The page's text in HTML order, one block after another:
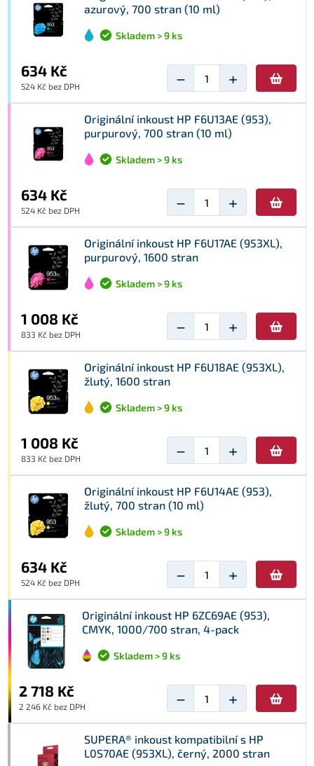
azurový, 700 stran (10 ml)
Skladem > 9 ks
634 Kč
524 Kč bez DPH − +
Originální inkoust HP F6U13AE (953),
purpurový, 700 stran (10 ml)
Skladem > 9 ks
634 Kč
524 Kč bez DPH − +
Originální inkoust HP F6U17AE (953XL),
purpurový, 1600 stran
Skladem > 9 ks
1 008 Kč
833 Kč bez DPH − +
Originální inkoust HP F6U18AE (953XL),
žlutý, 1600 stran
Skladem > 9 ks
1 008 Kč
833 Kč bez DPH − +
Originální inkoust HP F6U14AE (953),
žlutý, 700 stran (10 ml)
Skladem > 9 ks
634 Kč
524 Kč bez DPH − +
Originální inkoust HP 6ZC69AE (953),
CMYK, 1000/700 stran, 4-pack
Skladem > 9 ks
2 718 Kč
2 246 Kč bez DPH − +
SUPERA® inkoust kompatibilní s HP
L0S70AE (953XL), černý, 2000 stran